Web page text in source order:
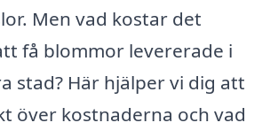
Men vad kostar det
få blommor levererade i
stad? Här hjälper vi dig att
över kostnaderna och vad